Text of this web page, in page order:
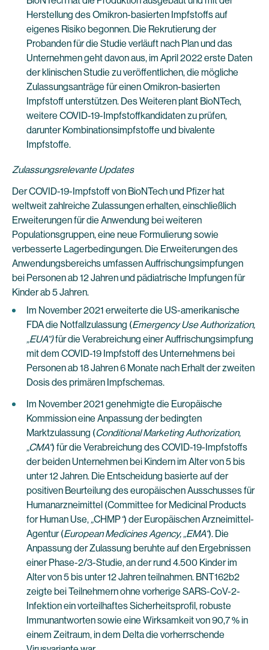
Herstellung des Omikron-basierten Impfstoffs auf
eigenes Risiko begonnen. Die Rekrutierung der
Probanden für die Studie verläuft nach Plan und das
Unternehmen geht davon aus, im April 2022 erste Daten
der klinischen Studie zu veröffentlichen, die mögliche
Zulassungsanträge für einen Omikron-basierten
Impfstoff unterstützen. Des Weiteren plant BioNTech,
weitere COVID-19-Impfstoffkandidaten zu prüfen,
darunter Kombinationsimpfstoffe und bivalente
Impfstoffe.
Zulassungsrelevante Updates
Der COVID-19-Impfstoff von BioNTech und Pfizer hat
weltweit zahlreiche Zulassungen erhalten, einschließlich
Erweiterungen für die Anwendung bei weiteren
Populationsgruppen, eine neue Formulierung sowie
verbesserte Lagerbedingungen. Die Erweiterungen des
Anwendungsbereichs umfassen Auffrischungsimpfungen
bei Personen ab 12 Jahren und pädiatrische Impfungen für
Kinder ab 5 Jahren.
Im November 2021 erweiterte die US-amerikanische
FDA die Notfallzulassung (Emergency Use Authorization,
„EUA“)für die Verabreichung einer Auffrischungsimpfung
mit dem COVID-19 Impfstoff des Unternehmens bei
Personen ab 18 Jahren 6 Monate nach Erhalt der zweiten
Dosis des primären Impfschemas.
Im November 2021 genehmigte die Europäische
Kommission eine Anpassung der bedingten
Marktzulassung (Conditional Marketing Authorization,
„CMA“) für die Verabreichung des COVID-19-Impfstoffs
der beiden Unternehmen bei Kindern im Alter von 5 bis
unter 12 Jahren. Die Entscheidung basierte auf der
positiven Beurteilung des europäischen Ausschusses für
Humanarzneimittel (Committee for Medicinal Products
for Human Use,„CHMP“) der Europäischen Arzneimittel-
Agentur (European Medicines Agency, „EMA“). Die
Anpassung der Zulassung beruhte auf den Ergebnissen
einer Phase-2/3-Studie, an der rund 4.500 Kinder im
Alter von 5 bis unter 12 Jahren teilnahmen. BNT162b2
zeigte bei Teilnehmern ohne vorherige SARS-CoV-2-
Infektion ein vorteilhaftes Sicherheitsprofil, robuste
Immunantworten sowie eine Wirksamkeit von 90,7 % in
einem Zeitraum, in dem Delta die vorherrschende